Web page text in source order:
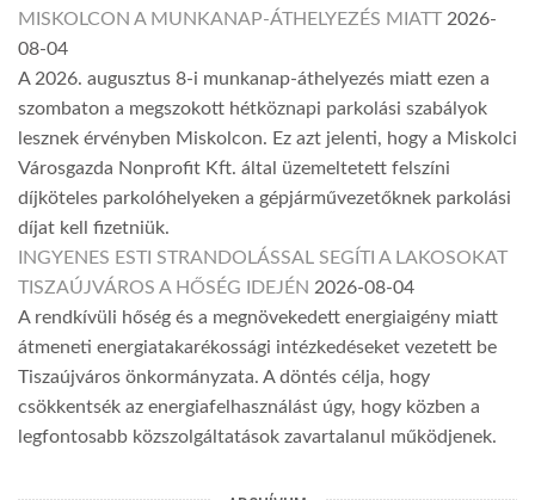
MISKOLCON A MUNKANAP-ÁTHELYEZÉS MIATT 2026-
08-04
A 2026. augusztus 8-i munkanap-áthelyezés miatt ezen a
szombaton a megszokott hétköznapi parkolási szabályok
lesznek érvényben Miskolcon. Ez azt jelenti, hogy a Miskolci
Városgazda Nonprofit Kft. által üzemeltetett felszíni
díjköteles parkolóhelyeken a gépjárművezetőknek parkolási
díjat kell fizetniük.
INGYENES ESTI STRANDOLÁSSAL SEGÍTI A LAKOSOKAT
TISZAÚJVÁROS A HŐSÉG IDEJÉN 2026-08-04
A rendkívüli hőség és a megnövekedett energiaigény miatt
átmeneti energiatakarékossági intézkedéseket vezetett be
Tiszaújváros önkormányzata. A döntés célja, hogy
csökkentsék az energiafelhasználást úgy, hogy közben a
legfontosabb közszolgáltatások zavartalanul működjenek.